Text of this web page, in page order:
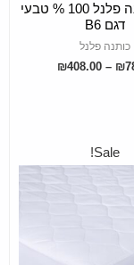
מצעי כותנה פלנל 100 % טבעי
דגם B6
כותנה פלנל
₪
–
₪408.00
Sale!